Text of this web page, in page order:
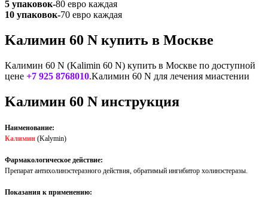
5 упаковок-80 евро каждая
10 упаковок-70 евро каждая
Kалимин 60 N купить в Москве
Kалимин 60 N (Kalimin 60 N) купить в Москве по доступной
цене +7 925 8768010.Kалимин 60 N для лечения миастении
Kалимин 60 N инструкция
Наименование:
Калимин (Kalymin)
Фармакологическое действие:
Препарат антихолинэстеразного действия, обратимый ингибитор холинэстеразы.
Показания к применению: